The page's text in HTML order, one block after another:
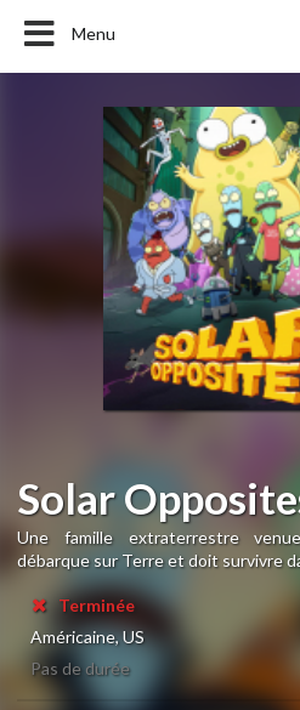
Menu
Solar
Une famille extraterrestre
débarque sur Terre et doit survivre
Terminée
Américaine, US
Pas de durée